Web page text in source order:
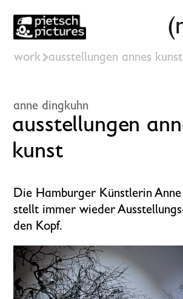
work ausstellungen annes kunst
anne dingkuhn
ausstellungen
kunst
Die Hamburger Künstlerin
stellt immer wieder
den Kopf.